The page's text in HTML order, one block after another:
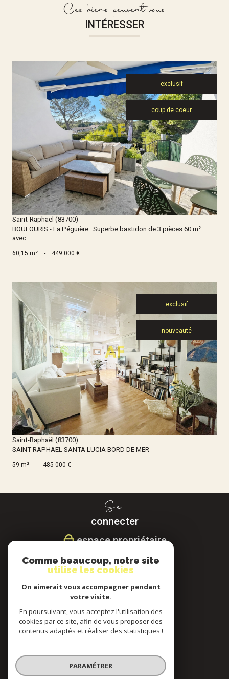
Ces biens peuvent vous
INTÉRESSER
exclusif
coup de coeur
Voir le bien
Saint-Raphaël (83700)
BOULOURIS - La Péguière : Superbe bastidon de 3 pièces 60 m²
avec...
60,15 m² - 449 000 €
exclusif
nouveauté
Voir le bien
Saint-Raphaël (83700)
SAINT RAPHAEL SANTA LUCIA BORD DE MER
59 m² - 485 000 €
Se
connecter
espace propriétaire
Nous
Nous
Comme beaucoup, notre site
utilise les cookies
On aimerait vous accompagner pendant
votre visite.
En poursuivant, vous acceptez l'utilisation des
cookies par ce site, afin de vous proposer des
contenus adaptés et réaliser des statistiques !
PARAMÉTRER